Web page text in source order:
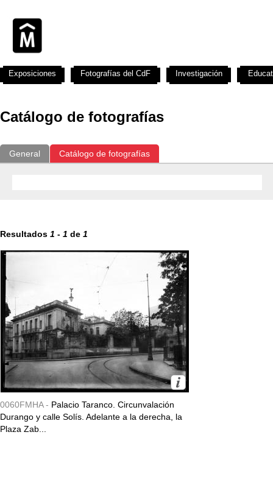
Catálogo de fotografías
General Catálogo de fotografías
Resultados 1 - 1 de 1
0060FMHA - Palacio Taranco. Circunvalación
Durango y calle Solís. Adelante a la derecha, la
Plaza Zab...
Exposiciones Fotografías del CdF Investigación